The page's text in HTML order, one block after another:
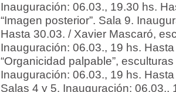
Inauguración: 06.03., 19.30 hs.
“Imagen posterior”. Sala 9.
Hasta 30.03. / Xavier Mascaró,
Inauguración: 06.03., 19 hs.
“Organicidad palpable”,
Inauguración: 06.03., 19 hs.
Salas 4 y 5. Inauguración: 06.03.,